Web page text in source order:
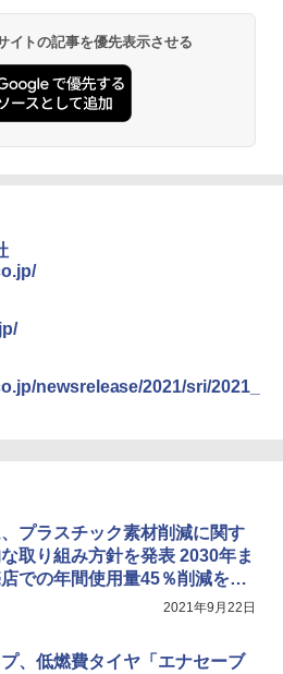
イトの記事を優先表示させる
newsrelease/2021/sri/2021_
プラスチック素材削減に関す
取り組み方針を発表 2030年ま
での年間使用量45％削減を目
2021年9月22日
、低燃費タイヤ「エナセーブ